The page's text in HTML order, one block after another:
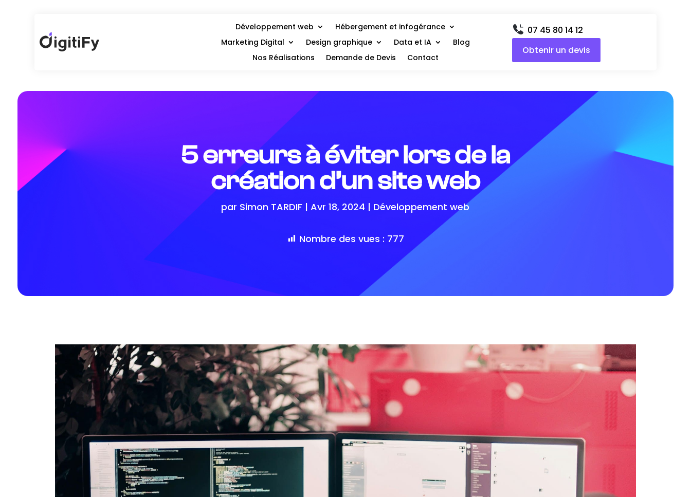
Développement web
Hébergement et infogérance
Marketing Digital
Design graphique Data et IA
Blog
Nos Réalisations
Demande de Devis Contact
07 45 80 14 12
Obtenir un devis
5 erreurs à éviter lors de la
création d’un site web
par Simon TARDIF |Avr 18, 2024 | Développement web
Nombre des vues : 777